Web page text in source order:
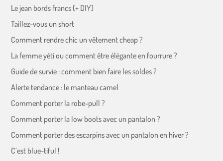
Le jean bords francs (+ DIY)
Taillez-vous un short
Comment rendre chic un vêtement cheap ?
La femme yéti ou comment être élégante en fourrure ?
Guide de survie : comment bien faire les soldes ?
Alerte tendance : le manteau camel
Comment porter la robe-pull ?
Comment porter la low boots avec un pantalon ?
Comment porter des escarpins avec un pantalon en hiver ?
C’est blue-tiful !